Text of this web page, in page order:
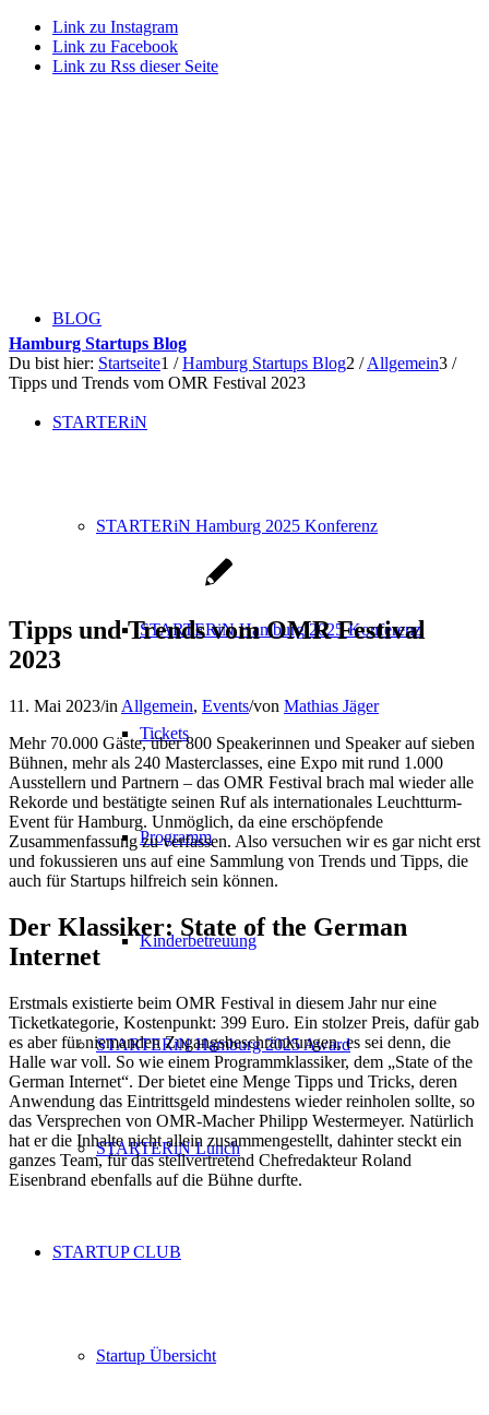
Link zu Instagram
Link zu Facebook
Link zu Rss dieser Seite
BLOG
STARTERiN
STARTERiN Hamburg 2025 Konferenz
STARTERiN Hamburg 2025 Konferenz
Tickets
Programm
Kinderbetreuung
STARTERiN Hamburg 2025 Award
STARTERiN Lunch
STARTUP CLUB
Startup Übersicht
Hamburg Startups Blog
Du bist hier: Startseite1 / Hamburg Startups Blog2 / Allgemein3 /
Tipps und Trends vom OMR Festival 2023
Tipps und Trends vom OMR Festival
2023
11. Mai 2023/in Allgemein, Events/von Mathias Jäger
Mehr 70.000 Gäste, über 800 Speakerinnen und Speaker auf sieben
Bühnen, mehr als 240 Masterclasses, eine Expo mit rund 1.000
Ausstellern und Partnern – das OMR Festival brach mal wieder alle
Rekorde und bestätigte seinen Ruf als internationales Leuchtturm-
Event für Hamburg. Unmöglich, da eine erschöpfende
Zusammenfassung zu verfassen. Also versuchen wir es gar nicht erst
und fokussieren uns auf eine Sammlung von Trends und Tipps, die
auch für Startups hilfreich sein können.
Der Klassiker: State of the German
Internet
Erstmals existierte beim OMR Festival in diesem Jahr nur eine
Ticketkategorie, Kostenpunkt: 399 Euro. Ein stolzer Preis, dafür gab
es aber für niemanden Zugangsbeschränkungen, es sei denn, die
Halle war voll. So wie einem Programmklassiker, dem „State of the
German Internet“. Der bietet eine Menge Tipps und Tricks, deren
Anwendung das Eintrittsgeld mindestens wieder reinholen sollte, so
das Versprechen von OMR-Macher Philipp Westermeyer. Natürlich
hat er die Inhalte nicht allein zusammengestellt, dahinter steckt ein
ganzes Team, für das stellvertretend Chefredakteur Roland
Eisenbrand ebenfalls auf die Bühne durfte.